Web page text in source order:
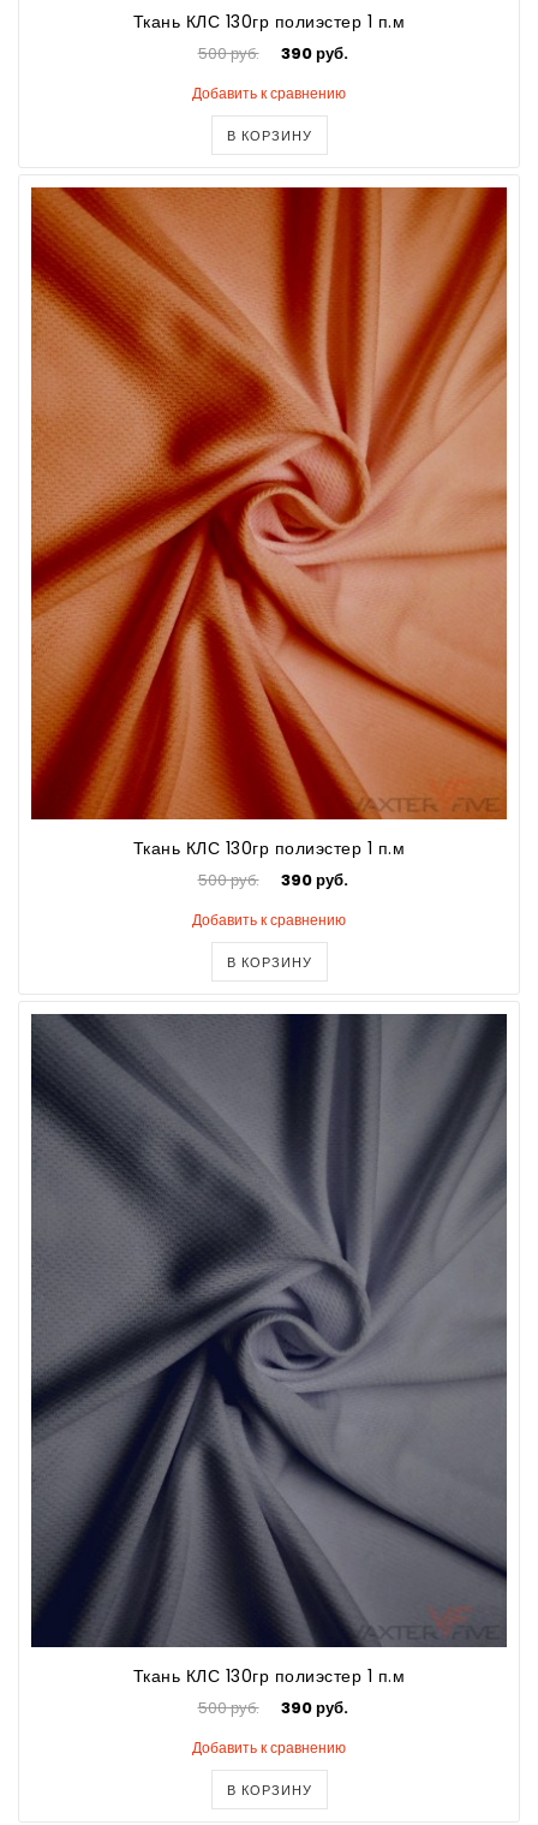
Ткань КЛС 130гр полиэстер 1 п.м
500 руб. 390 руб.
Добавить к сравнению
В КОРЗИНУ
Ткань КЛС 130гр полиэстер 1 п.м
500 руб. 390 руб.
Добавить к сравнению
В КОРЗИНУ
Ткань КЛС 130гр полиэстер 1 п.м
500 руб. 390 руб.
Добавить к сравнению
В КОРЗИНУ